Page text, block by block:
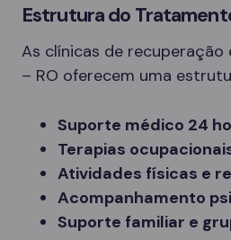
Estrutura do
As clínicas de recuperação
– RO oferecem uma
Suporte médico 24
Terapias
Atividades físicas e
Acompanhamento
Suporte familiar e